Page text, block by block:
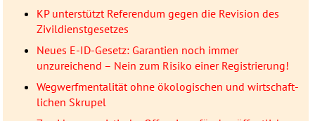
KP unterstützt Referendum gegen die Revision des
Zivildienstgesetzes
Neues E-ID-Gesetz: Garantien noch immer
unzureichend – Nein zum Risiko einer Registrierung!
Wegwerfmentalität ohne öko­lo­gischen und wirtschaft­
lichen Skrupel